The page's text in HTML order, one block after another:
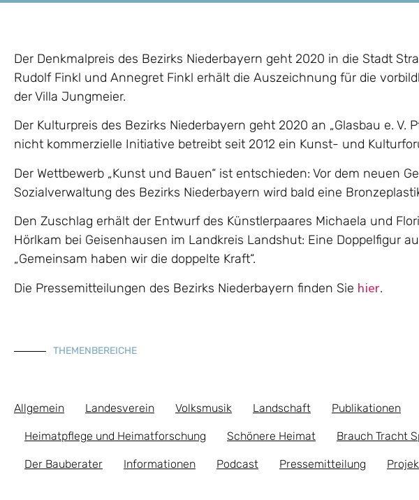
Der Denkmalpreis des Bezirks Niederbayern geht 2020 in die Stadt
Rudolf Finkl und Annegret Finkl erhält die Auszeichnung für die
der Villa Jungmeier.
Der Kulturpreis des Bezirks Niederbayern geht 2020 an „Glasbau e. V.
nicht kommerzielle Initiative betreibt seit 2012 ein Kunst- und
Der Wettbewerb „Kunst und Bauen“ ist entschieden: Vor dem neuen
Sozialverwaltung des Bezirks Niederbayern wird bald eine
Den Zuschlag erhält der Entwurf des Künstlerpaares Michaela und
Hörlkam bei Geisenhausen im Landkreis Landshut: Eine Doppelfigur
„Gemeinsam haben wir die doppelte Kraft“.
Die Pressemitteilungen des Bezirks Niederbayern finden Sie hier.
THEMENBEREICHE
Allgemein Landesverein Volksmusik Landschaft Publikationen
Heimatpflege und Heimatforschung Schönere Heimat Brauch Tracht
Der Bauberater Informationen Podcast Pressemitteilung